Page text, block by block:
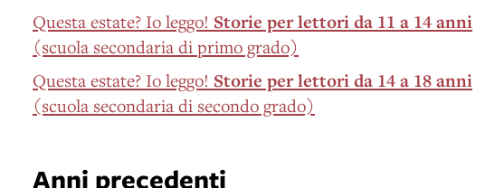
Questa estate? Io leggo! Storie per lettori da 11 a 14 anni
(scuola secondaria di primo grado)
Questa estate? Io leggo! Storie per lettori da 14 a 18 anni
(scuola secondaria di secondo grado)
Anni precedenti